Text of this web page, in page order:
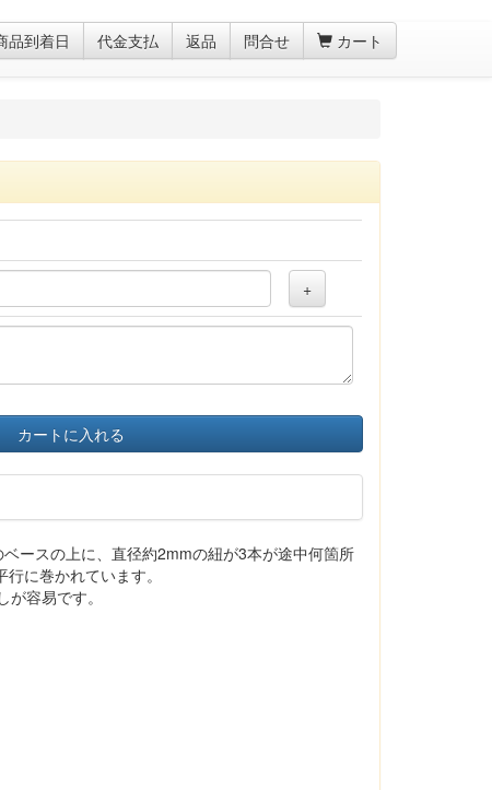
品到着日 代金支払 返品 問合せ カート
+
カートに入れる
ースの上に、直径約2mmの紐が3本が途中何箇所
に巻かれています。
容易です。